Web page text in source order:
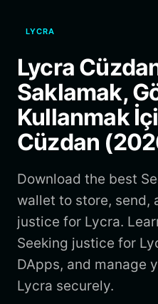
繁體中文
Bahasa Indonesia
ภาษาไทย
हिन्दी
Español
Português (Brasil)
LYCRA
Lycra
Saklamak,
Kullanmak
Cüzdan
Download the best
wallet to store, send,
justice for Lycra.
Seeking justice for
DApps, and manage
Lycra securely.